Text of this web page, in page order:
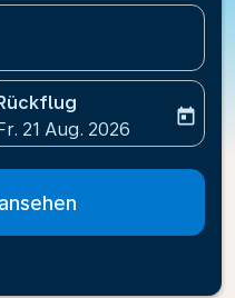
aria-label
booking-return-date-
21 Aug. 2026
today